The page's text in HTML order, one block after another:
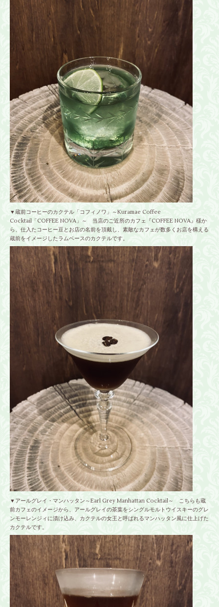
▼蔵前コーヒーのカクテル「コフィノワ」～Kuramae Coffee
Cocktail「COFFEE NOVA」～ 当店のご近所のカフェ『COFFEE NOVA』様か
ら、仕入たコーヒー豆とお店の名前を頂戴し、素敵なカフェが数多くお店を構える
蔵前をイメージしたラムベースのカクテルです。
▼アールグレイ・マンハッタン～Earl Grey Manhattan Cocktail～ こちらも蔵
前カフェのイメージから、アールグレイの茶葉をシングルモルトウイスキーのグレ
ンモーレンジィに漬け込み、カクテルの女王と呼ばれるマンハッタン風に仕上げた
カクテルです。